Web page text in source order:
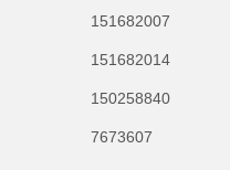
151682007
151682014
150258840
7673607